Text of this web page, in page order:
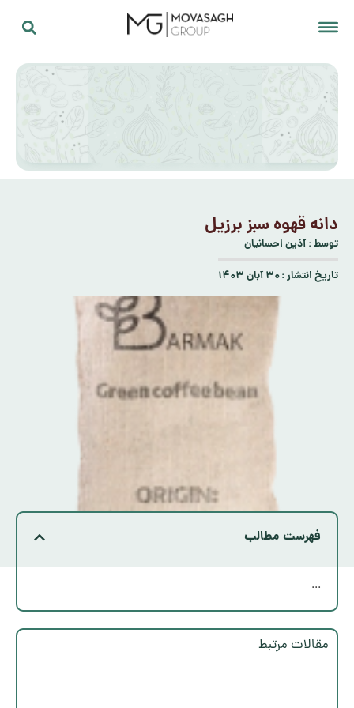
مقالات مرتبط
دانه قهوه سبز برزیل
توسط :آذین احسانیان
تاریخ انتشار :۳۰ آبان ۱۴۰۳
فهرست مطالب
...